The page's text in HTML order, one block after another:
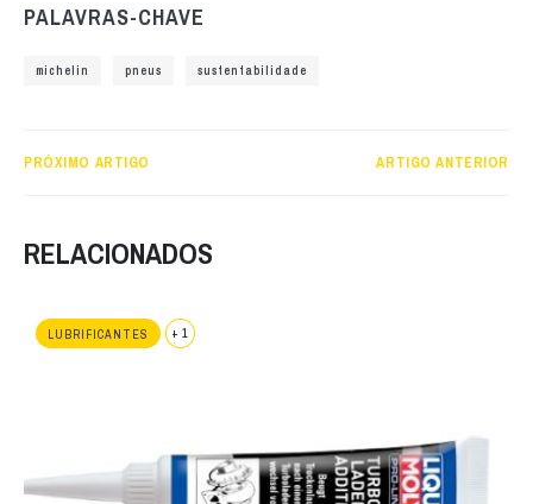
PALAVRAS-CHAVE
michelin pneus sustentabilidade
PRÓXIMO ARTIGO ARTIGO ANTERIOR
RELACIONADOS
LUBRIFICANTES + 1